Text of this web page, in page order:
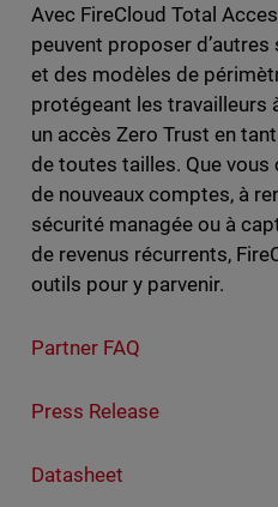
Avec FireCloud Total
peuvent proposer
et des modèles de
protégeant les travailleurs
un accès Zero Trust en
de toutes tailles. Que vous
de nouveaux comptes, à
sécurité managée ou à
de revenus récurrents,
outils pour y parvenir.
Partner FAQ
Press Release
Datasheet